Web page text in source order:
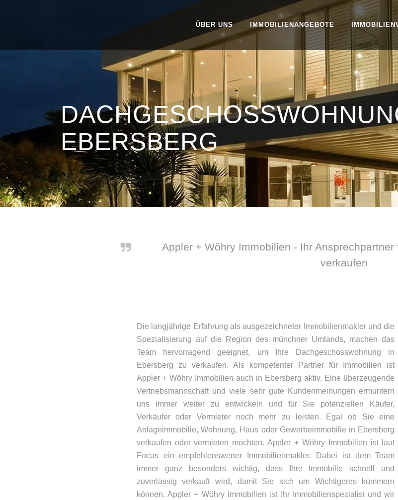
ÜBER UNS IMMOBILIENANGEBOTE
EBERSBERG
Appler + Wöhry Immobilien - Ihr
verkaufen
Die langjährige Erfahrung als ausgezeichneter Immobilienmakler und die
Spezialisierung auf die Region des münchner Umlands, machen das
Team hervorragend geeignet, um Ihre Dachgeschosswohnung in
Ebersberg zu verkaufen. Als kompetenter Partner für Immobilien ist
Appler + Wöhry Immobilien auch in Ebersberg aktiv. Eine überzeugende
Vertriebsmannschaft und viele sehr gute Kundenmeinungen ermuntern
uns immer weiter zu entwickeln und für Sie potenziellen Käufer,
Verkäufer oder Vermieter noch mehr zu leisten. Egal ob Sie eine
Anlageimmobilie, Wohnung, Haus oder Gewerbeimmobilie in Ebersberg
verkaufen oder vermieten möchten. Appler + Wöhry Immobilien ist laut
Focus ein empfehlenswerter Immobilienmakler. Dabei ist dem Team
immer ganz besonders wichtig, dass Ihre Immobilie schnell und
zuverlässig verkauft wird, damit Sie sich um Wichtigeres kümmern
können. Appler + Wöhry Immobilien ist Ihr Immobilienspezialist und wir